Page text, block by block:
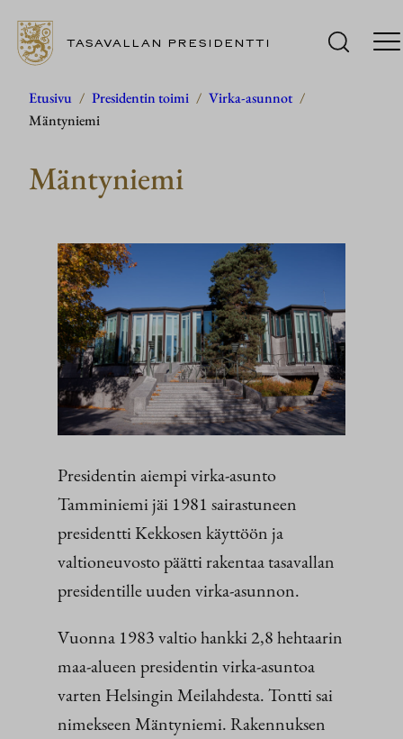
Siirry
sisältöön
TASAVALLAN PRESIDENTTI
Etusivu / Presidentin toimi / Virka-asunnot /
Mäntyniemi
Mäntyniemi
Presidentin aiempi virka-asunto
Tamminiemi jäi 1981 sairastuneen
presidentti Kekkosen käyttöön ja
valtioneuvosto päätti rakentaa tasavallan
presidentille uuden virka-asunnon.
Vuonna 1983 valtio hankki 2,8 hehtaarin
maa-alueen presidentin virka-asuntoa
varten Helsingin Meilahdesta. Tontti sai
nimekseen Mäntyniemi. Rakennuksen